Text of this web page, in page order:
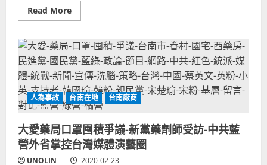
韓
國
眾
黨
柯
文
哲
習
近
平
中
網
軍-
中
國
新
Read MoreRead
more
忠
謀
撞
臉
李
正
皓：
神
似
積
電
TSMC
半
導
人為事故 台南在地 台南廠商
大愛藥局口罩囤積爭議-新黨藥劑師受訪-中共藍
營外省掌控台灣媒體演藝圈
UNOLIN 2020-02-23